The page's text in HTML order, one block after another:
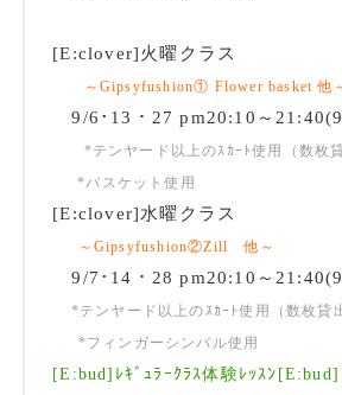
[E:clover]火曜クラス
～Gipsyfushion① Flower basket 他
9/6･13・27 pm20:10～
*テンヤード以上のｽｶｰﾄ使用（数枚貸
*バスケット使用
[E:clover]水曜クラス
～Gipsyfushion②Zill 他 ～
9/7･14・28pm20:10～
*テンヤード以上のｽｶｰﾄ使用（数枚貸
*フィンガーシンバル使用
[E:bud]ﾚｷﾞｭﾗｰｸﾗｽ体験ﾚｯｽﾝ[E:bud]